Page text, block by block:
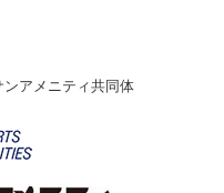
大会が開催されました
アメニティ共同体